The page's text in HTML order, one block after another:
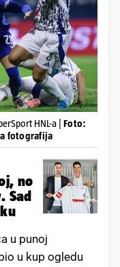
HNL-a | Foto:
fotografija
no
Sad
u punoj
u kup ogledu